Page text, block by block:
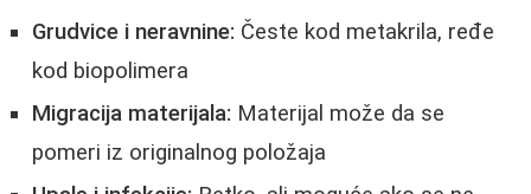
Grudvice i neravnine: Česte kod metakrila, ređe
kod biopolimera
Migracija materijala: Materijal može da se
pomeri iz originalnog položaja